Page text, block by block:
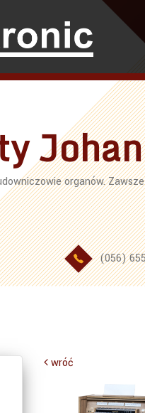
organów.
(056)
wróć